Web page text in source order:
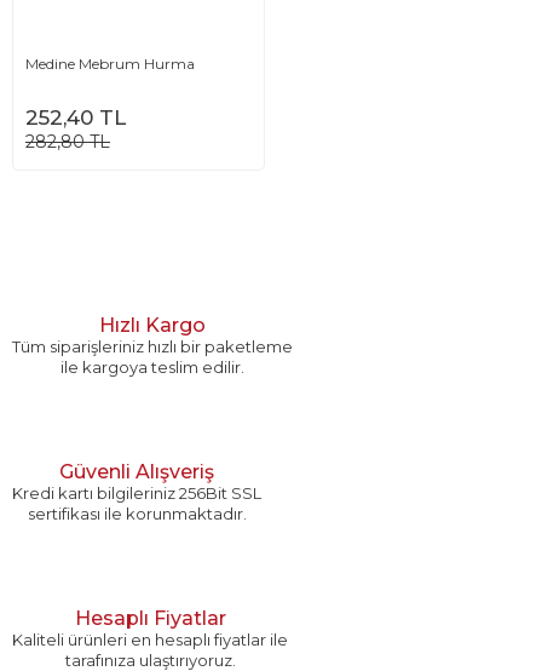
Medine Mebrum Hurma
252,40 TL
282,80 TL
Hızlı Kargo
Tüm siparişleriniz hızlı bir paketleme
ile kargoya teslim edilir.
Güvenli Alışveriş
Kredi kartı bilgileriniz 256Bit SSL
sertifikası ile korunmaktadır.
Hesaplı Fiyatlar
Kaliteli ürünleri en hesaplı fiyatlar ile
tarafınıza ulaştırıyoruz.